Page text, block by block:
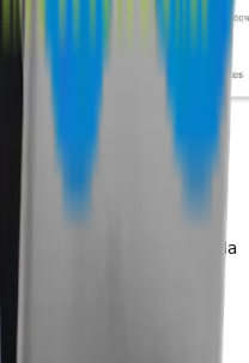
control de personal en toda